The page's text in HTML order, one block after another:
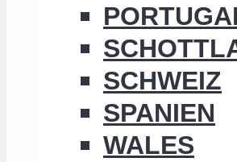
SCHWEIZ
SPANIEN
WALES